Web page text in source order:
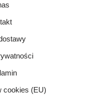
cookies (EU)